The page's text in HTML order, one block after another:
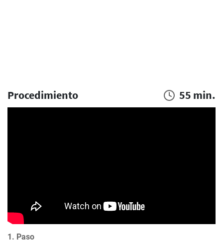
Procedimiento 55 min.
1. Paso